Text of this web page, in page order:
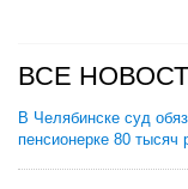
ВСЕ
В Челябинске суд
пенсионерке 80 тысяч